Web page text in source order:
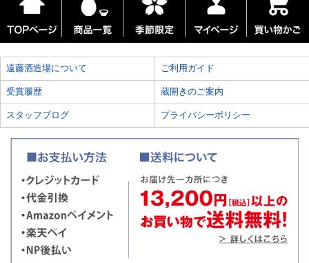
遠藤酒造場について ご利用ガイド
受賞履歴 蔵開きのご案内
スタッフブログ プライバシーポリシー